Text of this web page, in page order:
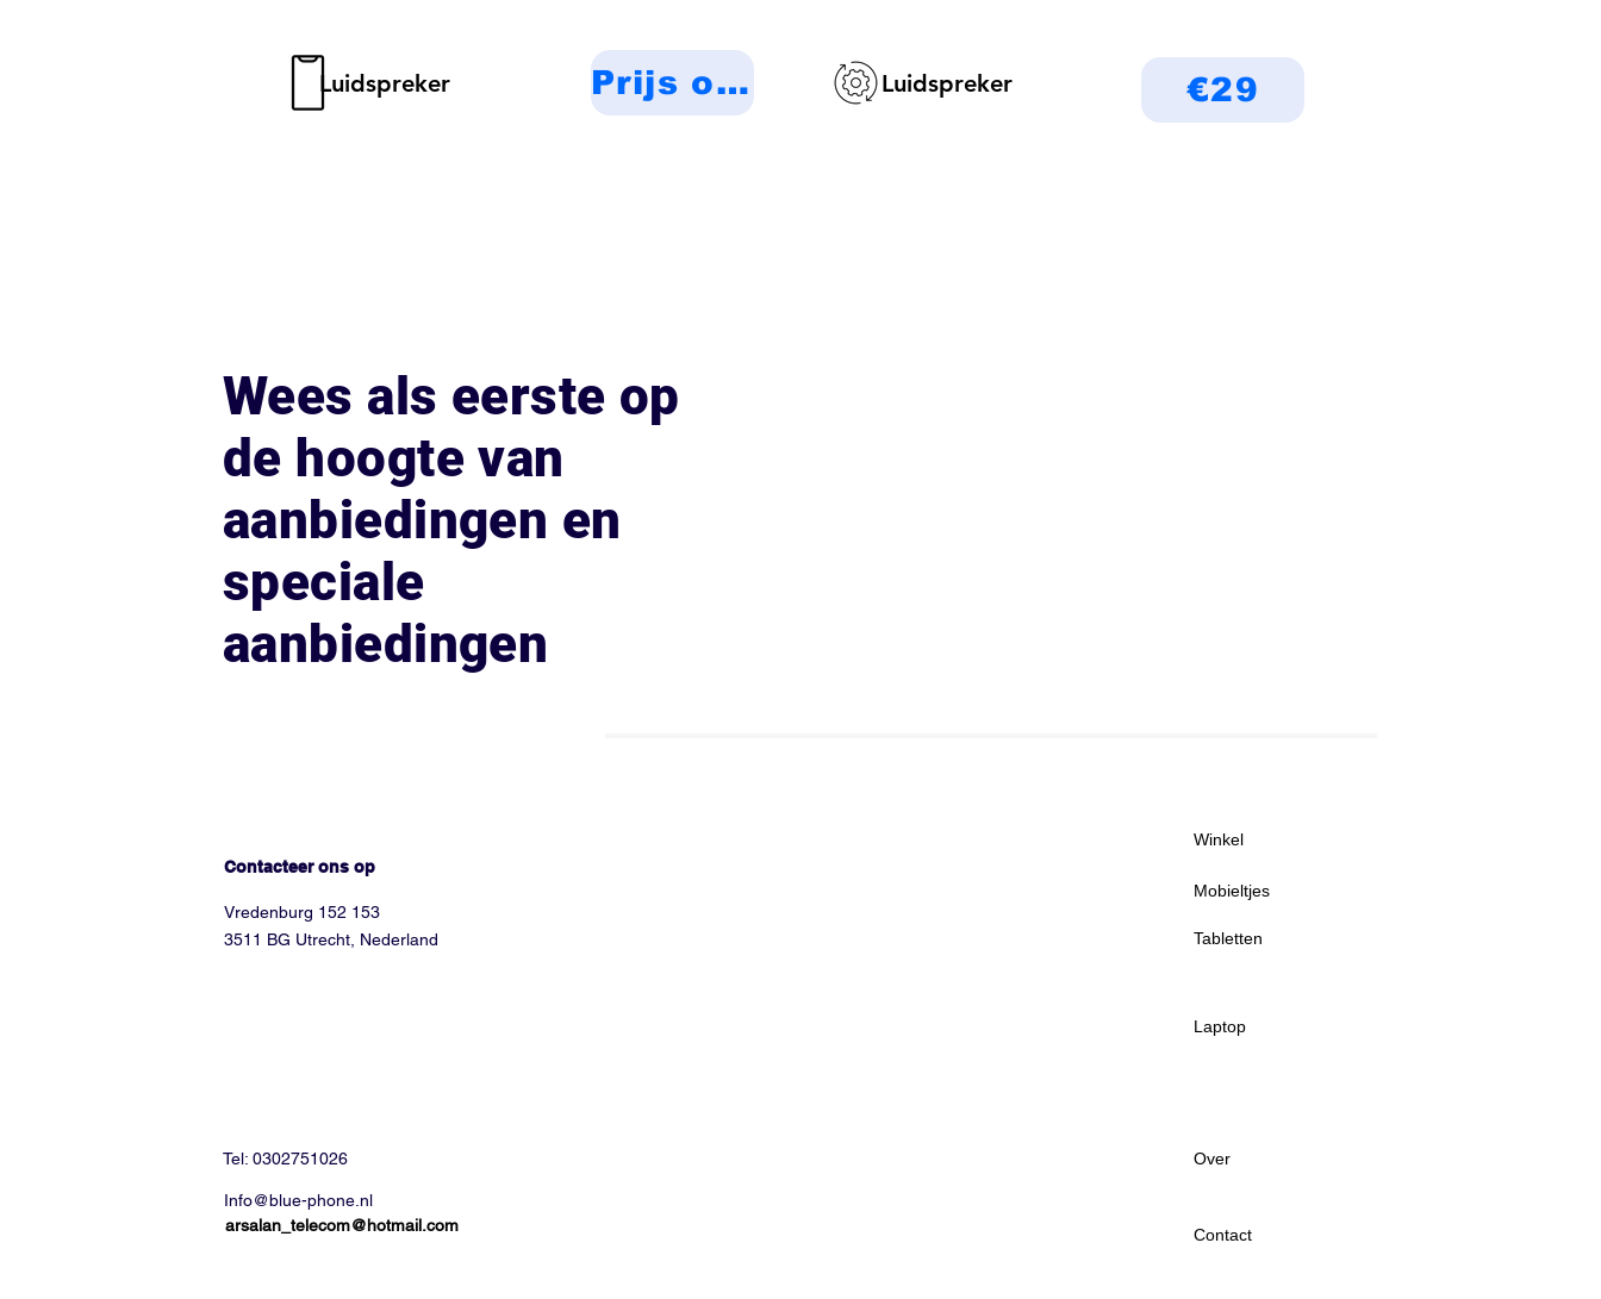
Luidspreker Prijs op aanvraag Luidspreker €29
Wees als eerste op
de hoogte van
aanbiedingen en
speciale
aanbiedingen
Contacteer ons op
Vredenburg 152 153
3511 BG Utrecht, Nederland
Winkel
Mobieltjes
Tabletten
Laptop
Tel: 0302751026
Info@blue-phone.nl
arsalan_telecom@hotmail.com
Over
Contact